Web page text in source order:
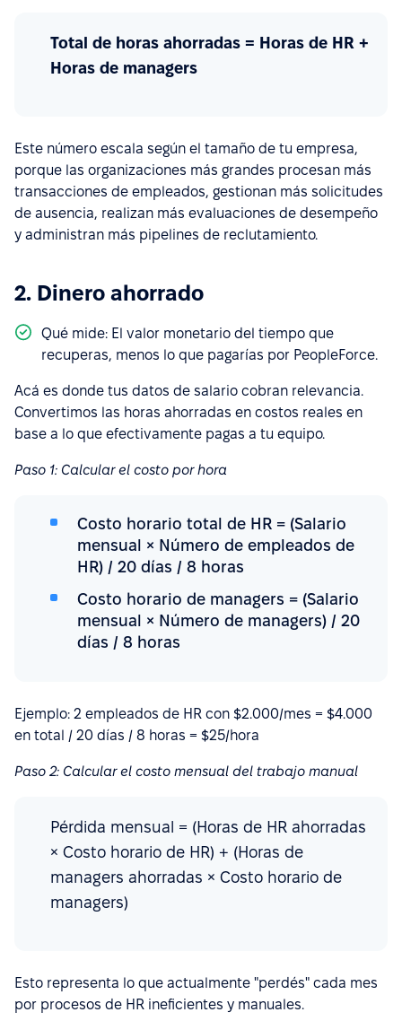
Total de horas ahorradas = Horas de HR +
Horas de managers
Este número escala según el tamaño de tu empresa,
porque las organizaciones más grandes procesan más
transacciones de empleados, gestionan más solicitudes
de ausencia, realizan más evaluaciones de desempeño
y administran más pipelines de reclutamiento.
2. Dinero ahorrado
Qué mide: El valor monetario del tiempo que
recuperas, menos lo que pagarías por PeopleForce.
Acá es donde tus datos de salario cobran relevancia.
Convertimos las horas ahorradas en costos reales en
base a lo que efectivamente pagas a tu equipo.
Paso 1: Calcular el costo por hora
Costo horario total de HR = (Salario
mensual × Número de empleados de
HR) / 20 días / 8 horas
Costo horario de managers = (Salario
mensual × Número de managers) / 20
días / 8 horas
Ejemplo: 2 empleados de HR con $2.000/mes = $4.000
en total / 20 días / 8 horas = $25/hora
Paso 2: Calcular el costo mensual del trabajo manual
Pérdida mensual = (Horas de HR ahorradas
× Costo horario de HR) + (Horas de
managers ahorradas × Costo horario de
managers)
Esto representa lo que actualmente "perdés" cada mes
por procesos de HR ineficientes y manuales.